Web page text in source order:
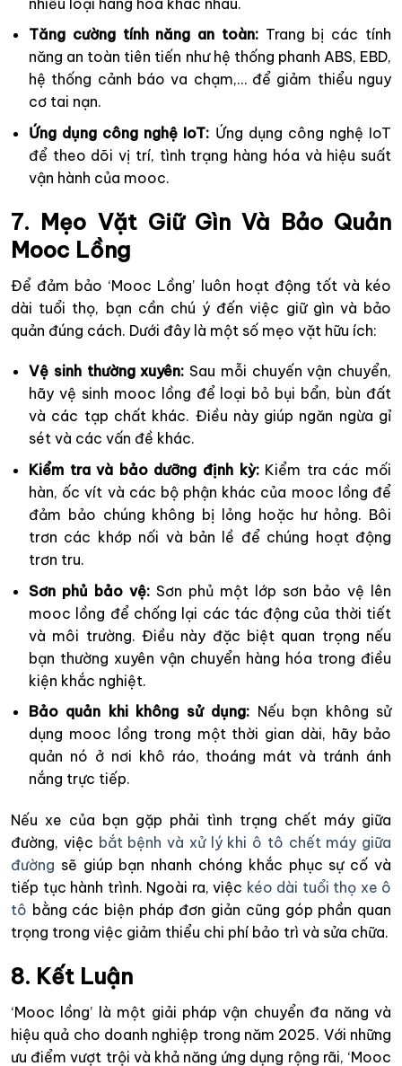
Tăng cường tính năng an toàn:Trang bị các tính
năng an toàn tiên tiến như hệ thống phanh ABS, EBD,
hệ thống cảnh báo va chạm,… để giảm thiểu nguy
cơ tai nạn.
Ứng dụng công nghệ IoT: Ứng dụng công nghệ IoT
để theo dõi vị trí, tình trạng hàng hóa và hiệu suất
vận hành của mooc.
7. Mẹo Vặt Giữ Gìn Và Bảo Quản
Mooc Lồng
Để đảm bảo ‘Mooc Lồng’ luôn hoạt động tốt và kéo
dài tuổi thọ, bạn cần chú ý đến việc giữ gìn và bảo
quản đúng cách. Dưới đây là một số mẹo vặt hữu ích:
Vệ sinh thường xuyên: Sau mỗi chuyến vận chuyển,
hãy vệ sinh mooc lồng để loại bỏ bụi bẩn, bùn đất
và các tạp chất khác. Điều này giúp ngăn ngừa gỉ
sét và các vấn đề khác.
Kiểm tra và bảo dưỡng định kỳ:Kiểm tra các mối
hàn, ốc vít và các bộ phận khác của mooc lồng để
đảm bảo chúng không bị lỏng hoặc hư hỏng. Bôi
trơn các khớp nối và bản lề để chúng hoạt động
trơn tru.
Sơn phủ bảo vệ: Sơn phủ một lớp sơn bảo vệ lên
mooc lồng để chống lại các tác động của thời tiết
và môi trường. Điều này đặc biệt quan trọng nếu
bạn thường xuyên vận chuyển hàng hóa trong điều
kiện khắc nghiệt.
Bảo quản khi không sử dụng: Nếu bạn không sử
dụng mooc lồng trong một thời gian dài, hãy bảo
quản nó ở nơi khô ráo, thoáng mát và tránh ánh
nắng trực tiếp.
Nếu xe của bạn gặp phải tình trạng chết máy giữa
đường, việc bắt bệnh và xử lý khi ô tô chết máy giữa
đường sẽ giúp bạn nhanh chóng khắc phục sự cố và
tiếp tục hành trình. Ngoài ra, việc kéo dài tuổi thọ xe ô
tô bằng các biện pháp đơn giản cũng góp phần quan
trọng trong việc giảm thiểu chi phí bảo trì và sửa chữa.
8. Kết Luận
‘Mooc lồng’ là một giải pháp vận chuyển đa năng và
hiệu quả cho doanh nghiệp trong năm 2025. Với những
ưu điểm vượt trội và khả năng ứng dụng rộng rãi, ‘Mooc